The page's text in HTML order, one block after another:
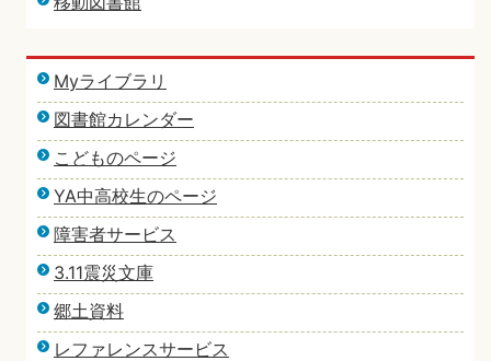
Myライブラリ
図書館カレンダー
こどものページ
YA中高校生のページ
障害者サービス
3.11震災文庫
郷土資料
レファレンスサービス